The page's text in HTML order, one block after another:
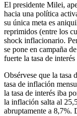
El presidente Milei,
hacia una política
su única meta es
reprimidos (entre los
shock inflacionario.
se pone en campaña
fuerte la tasa de
Obsérvese que la tasa
tasa de inflación
la tasa de interés iba
la inflación salta al
abruptamente a 8,7%.